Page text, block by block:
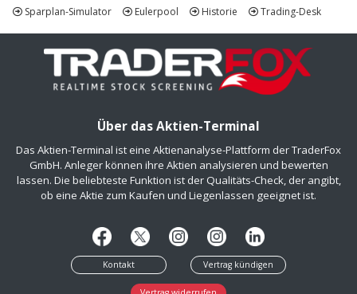
Sparplan-Simulator
Eulerpool Historie Trading-Desk
Über das Aktien-Terminal
Das Aktien-Terminal ist eine Aktienanalyse-Plattform der TraderFox
GmbH. Anleger können ihre Aktien analysieren und bewerten
lassen. Die beliebteste Funktion ist der Qualitäts-Check, der angibt,
ob eine Aktie zum Kaufen und Liegenlassen geeignet ist.
Kontakt Vertrag kündigen